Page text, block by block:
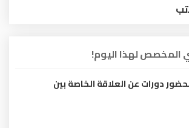
المخصص لهذا اليوم!
دورات عن العلاقة الخاصة بين